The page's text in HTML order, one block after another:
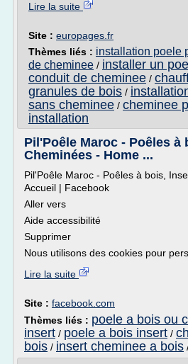
Lire la suite
Site : europages.fr
Thèmes liés : installation poele
de cheminee / installer un
conduit de cheminee /
granules de bois /
sans cheminee / cheminee
installation
Pil'Poêle Maroc - Poêles à
Cheminées - Home ...
Pil'Poêle Maroc - Poêles à bois,
Accueil | Facebook
Aller vers
Aide accessibilité
Supprimer
Nous utilisons des cookies pour
Lire la suite
Site : facebook.com
Thèmes liés : poele a bois ou
insert / poele a bois insert /
bois / insert cheminee a bois